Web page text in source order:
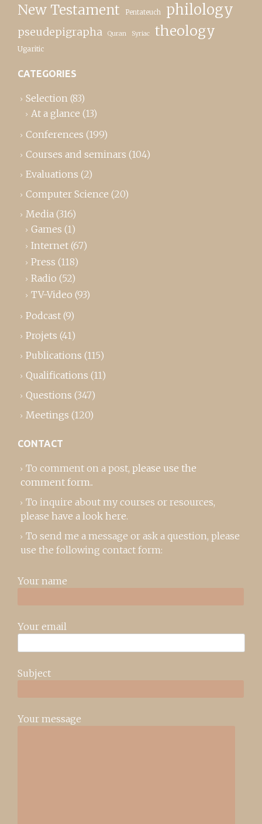
New Testament Pentateuch philology
pseudepigrapha Quran Syriac theology
Ugaritic
CATEGORIES
Selection (83)
At a glance (13)
Conferences (199)
Courses and seminars (104)
Evaluations (2)
Computer Science (20)
Media (316)
Games (1)
Internet (67)
Press (118)
Radio (52)
TV-Video (93)
Podcast (9)
Projets (41)
Publications (115)
Qualifications (11)
Questions (347)
Meetings (120)
CONTACT
To comment on a post, please use the
comment form..
To inquire about my courses or resources,
please have a look here.
To send me a message or ask a question, please
use the following contact form:
Your name
Your email
Subject
Your message